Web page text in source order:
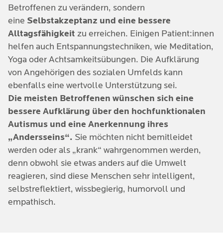
Betroffene erkannt.
kreativeres oder unkonventionelleres Denken.
Hinzukommt ein oft
hervorragendes Gedächtnis
und hohe Faktenkompetenz , die zu beruflichen
Erfolgen verhelfen. Daher sind die Betroffenen
besonders in technischen, analytischen oder
forschenden Berufen sehr erfolgreich.
Viele hochfunktionale Autisten oder Asperger-
Syndrom Patienten sind in Bereichen wie Informatik,
Mathematik, Kunst, Musik, Philosophie oder
Forschung tätig – dort, wo klare Strukturen gefragt
sind und Spezialwissen geschätzt wird.
Betroffenen zu verändern, sondern
eine Selbstakzeptanz und eine bessere
Alltagsfähigkeit zu erreichen. Einigen Patient:innen
helfen auch Entspannungstechniken, wie Meditation,
Yoga oder Achtsamkeitsübungen. Die Aufklärung
von Angehörigen des sozialen Umfelds kann
ebenfalls eine wertvolle Unterstützung sei.
Die meisten Betroffenen wünschen sich eine
bessere Aufklärung über den hochfunktionalen
Autismus und eine Anerkennung ihres
„Andersseins“. Sie möchten nicht bemitleidet
werden oder als „krank“ wahrgenommen werden,
denn obwohl sie etwas anders auf die Umwelt
reagieren, sind diese Menschen sehr intelligent,
selbstreflektiert, wissbegierig, humorvoll und
empathisch.